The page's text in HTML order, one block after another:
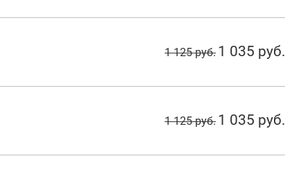
1 125 руб. 1 035 руб.
1 125 руб. 1 035 руб.